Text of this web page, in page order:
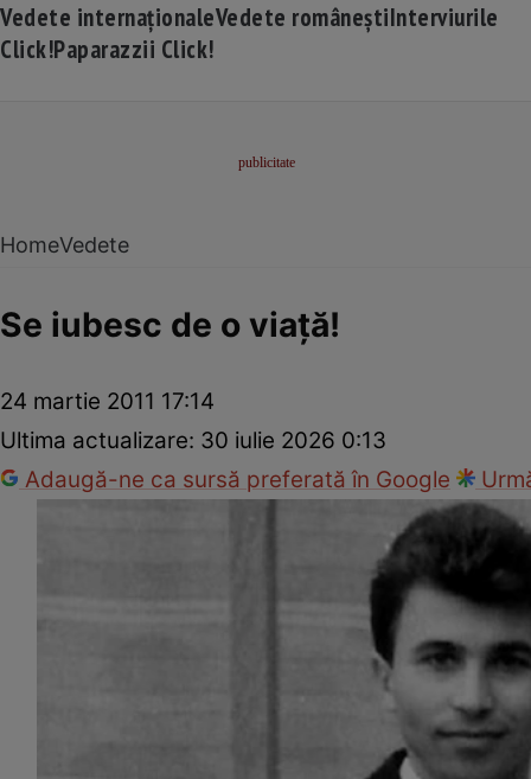
Vedete internaționaleVedete româneștiInterviurile
Click!Paparazzii Click!
HomeVedete
Se iubesc de o viaţă!
24 martie 2011 17:14
Ultima actualizare: 30 iulie 2026 0:13
Adaugă-ne ca sursă preferată în Google